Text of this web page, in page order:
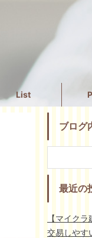
List
ブログ
最近の
【マイク
交易しやす